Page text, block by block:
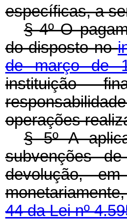
específicas, a
§ 4º O
do disposto no
de março de
instituição
operações
§ 5º A
subvenções
devolução,
44 da Lei nº